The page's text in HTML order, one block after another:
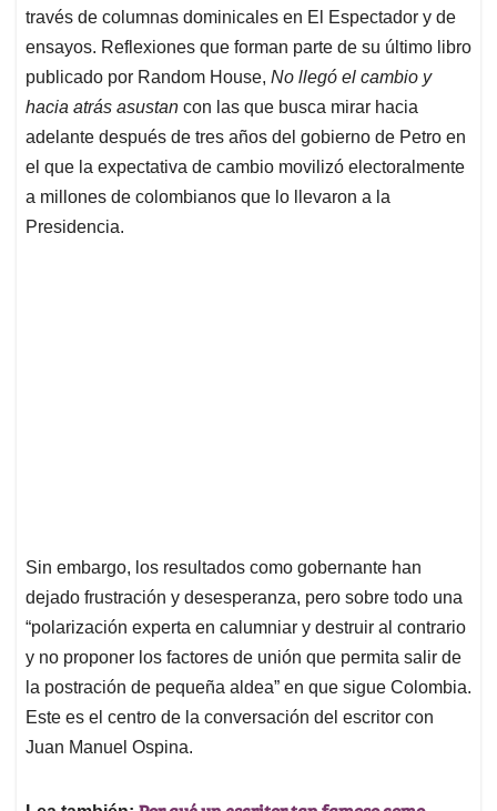
p
k
n
través de columnas dominicales en El Espectador y de
ensayos. Reflexiones que forman parte de su último libro
publicado por Random House, No llegó el cambio y
hacia atrás asustan con las que busca mirar hacia
adelante después de tres años del gobierno de Petro en
el que la expectativa de cambio movilizó electoralmente
a millones de colombianos que lo llevaron a la
Presidencia.
Sin embargo, los resultados como gobernante han
dejado frustración y desesperanza, pero sobre todo una
“polarización experta en calumniar y destruir al contrario
y no proponer los factores de unión que permita salir de
la postración de pequeña aldea” en que sigue Colombia.
Este es el centro de la conversación del escritor con
Juan Manuel Ospina.